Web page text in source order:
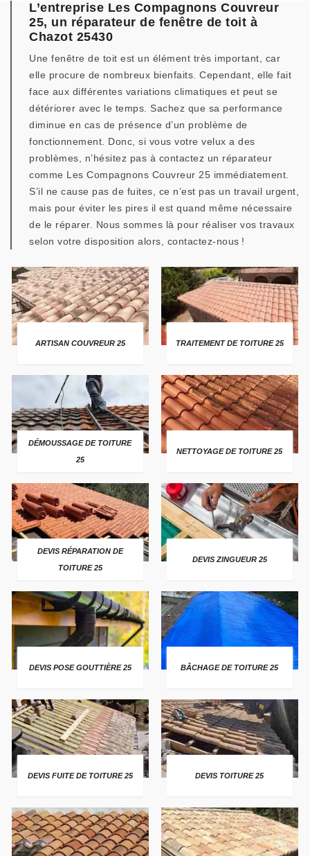
L’entreprise Les Compagnons Couvreur
25, un réparateur de fenêtre de toit à
Chazot 25430
Une fenêtre de toit est un élément très important, car
elle procure de nombreux bienfaits. Cependant, elle fait
face aux différentes variations climatiques et peut se
détériorer avec le temps. Sachez que sa performance
diminue en cas de présence d’un problème de
fonctionnement. Donc, si vous votre velux a des
problèmes, n’hésitez pas à contactez un réparateur
comme Les Compagnons Couvreur 25 immédiatement.
S’il ne cause pas de fuites, ce n’est pas un travail urgent,
mais pour éviter les pires il est quand même nécessaire
de le réparer. Nous sommes là pour réaliser vos travaux
selon votre disposition alors, contactez-nous !
ARTISAN COUVREUR 25 TRAITEMENT DE TOITURE 25
DÉMOUSSAGE DE TOITURE
25
NETTOYAGE DE TOITURE 25
DEVIS RÉPARATION DE
TOITURE 25
DEVIS ZINGUEUR 25
DEVIS POSE GOUTTIÈRE 25 BÂCHAGE DE TOITURE 25
DEVIS FUITE DE TOITURE 25 DEVIS TOITURE 25